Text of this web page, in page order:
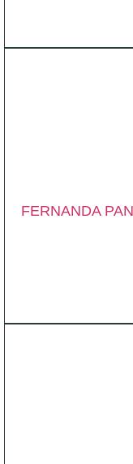
FERNANDA